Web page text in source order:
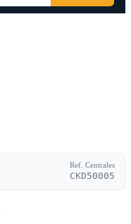
Ref. Centrales
CKD50005